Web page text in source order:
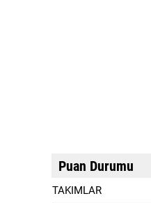
Puan Durumu
TAKIMLAR